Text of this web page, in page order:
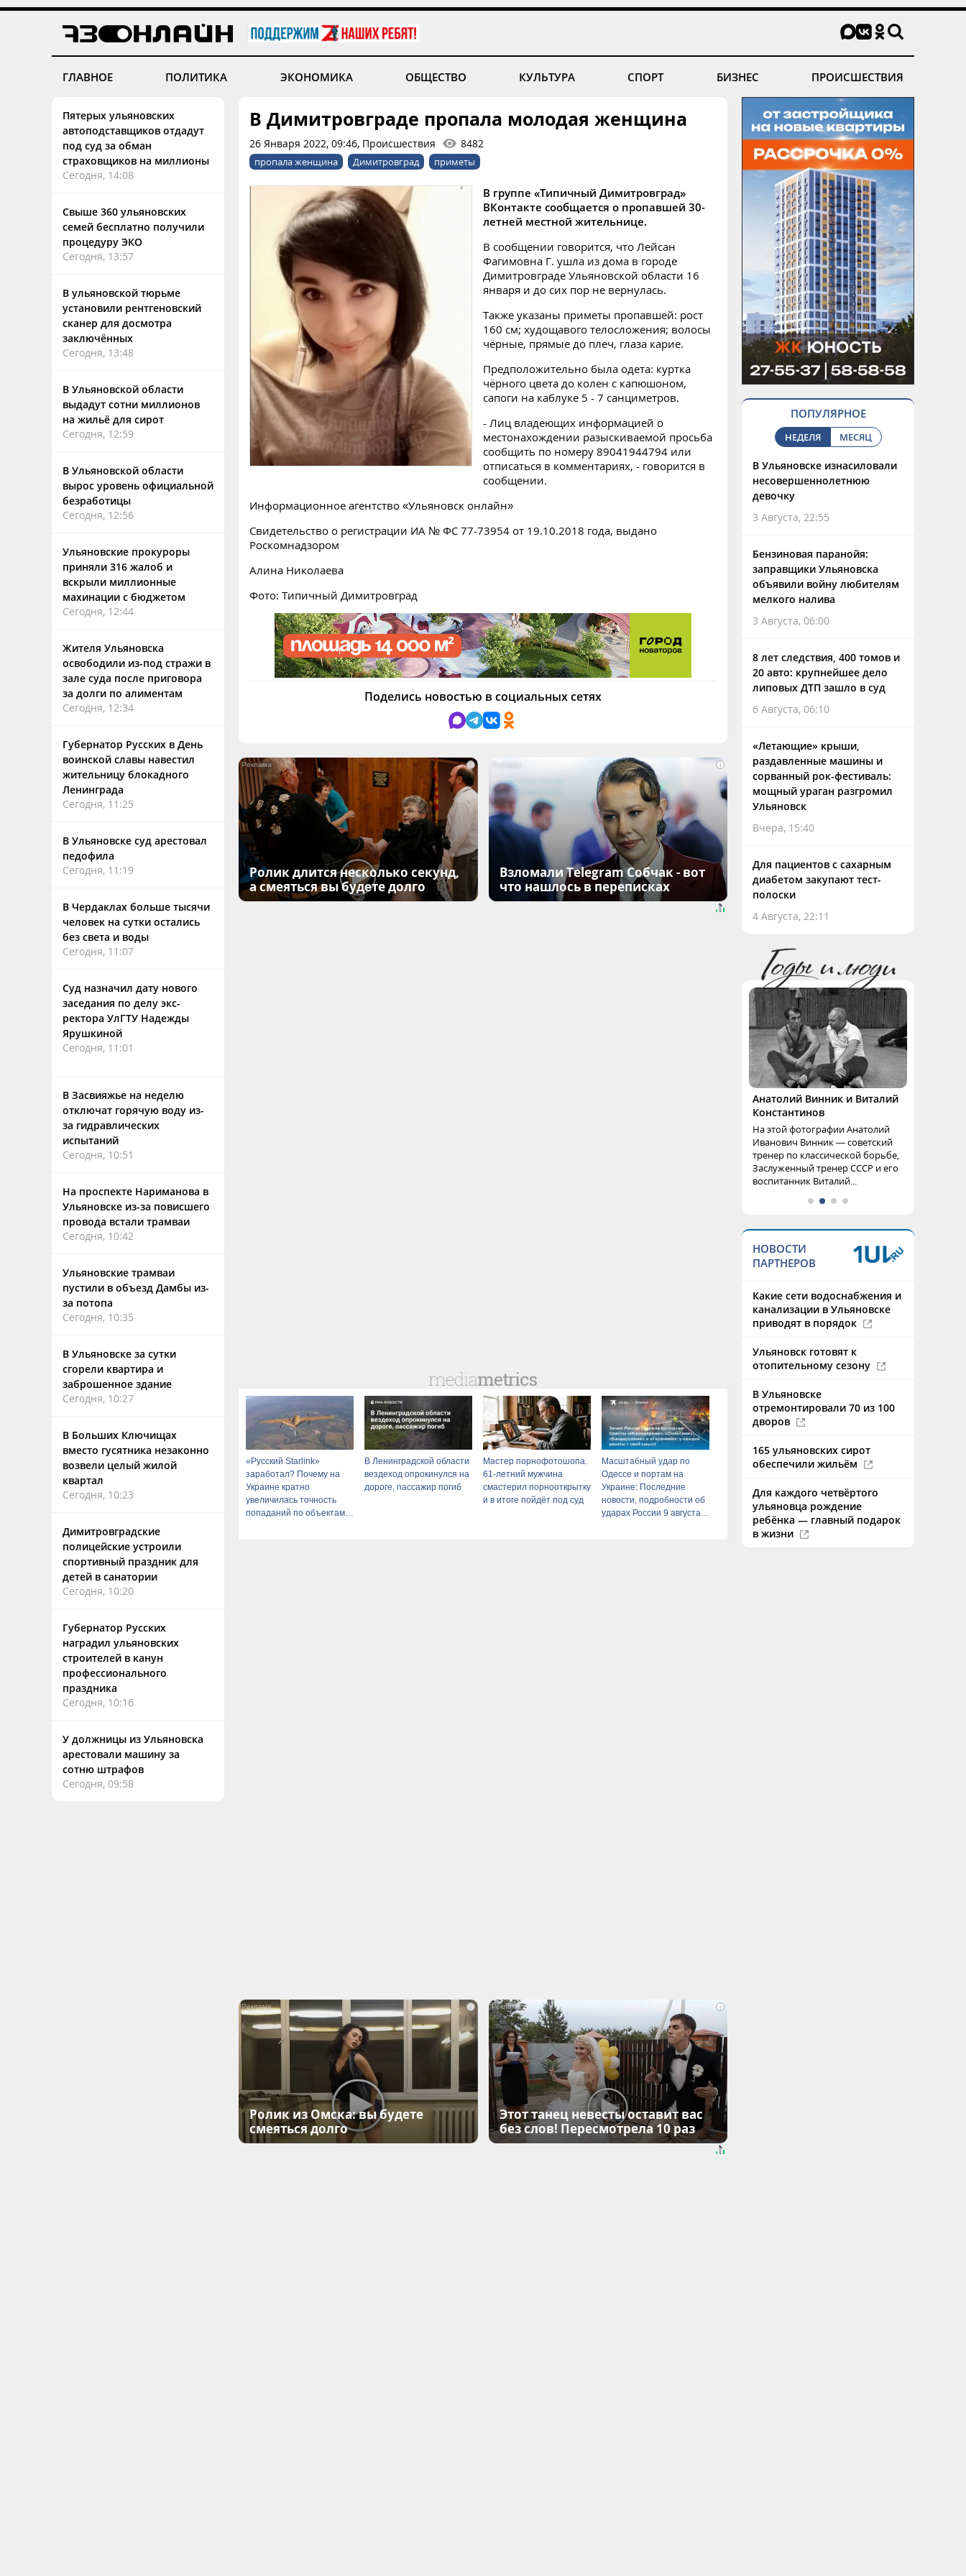
ГЛАВНОЕ ПОЛИТИКА ЭКОНОМИКА ОБЩЕСТВО КУЛЬТУРА СПОРТ БИЗНЕС ПРОИСШЕСТВИЯ
Пятерых ульяновских
автоподставщиков отдадут
под суд за обман
страховщиков на миллионы
Сегодня, 14:08
Свыше 360 ульяновских
семей бесплатно получили
процедуру ЭКО
Сегодня, 13:57
В ульяновской тюрьме
установили рентгеновский
сканер для досмотра
заключённых
Сегодня, 13:48
В Ульяновской области
выдадут сотни миллионов
на жильё для сирот
Сегодня, 12:59
В Ульяновской области
вырос уровень официальной
безработицы
Сегодня, 12:56
Ульяновские прокуроры
приняли 316 жалоб и
вскрыли миллионные
махинации с бюджетом
Сегодня, 12:44
Жителя Ульяновска
освободили из-под стражи в
зале суда после приговора
за долги по алиментам
Сегодня, 12:34
Губернатор Русских в День
воинской славы навестил
жительницу блокадного
Ленинграда
Сегодня, 11:25
В Ульяновске суд арестовал
педофила
Сегодня, 11:19
В Чердаклах больше тысячи
человек на сутки остались
без света и воды
Сегодня, 11:07
Суд назначил дату нового
заседания по делу экс-
ректора УлГТУ Надежды
Ярушкиной
Сегодня, 11:01
В Засвияжье на неделю
отключат горячую воду из-
за гидравлических
испытаний
Сегодня, 10:51
На проспекте Нариманова в
Ульяновске из-за повисшего
провода встали трамваи
Сегодня, 10:42
Ульяновские трамваи
пустили в объезд Дамбы из-
за потопа
Сегодня, 10:35
В Ульяновске за сутки
сгорели квартира и
заброшенное здание
Сегодня, 10:27
В Больших Ключищах
вместо гусятника незаконно
возвели целый жилой
квартал
Сегодня, 10:23
Димитровградские
полицейские устроили
спортивный праздник для
детей в санатории
Сегодня, 10:20
Губернатор Русских
наградил ульяновских
строителей в канун
профессионального
праздника
Сегодня, 10:16
У должницы из Ульяновска
арестовали машину за
сотню штрафов
Сегодня, 09:58
В Димитровграде пропала молодая женщина
26 Января 2022, 09:46, Происшествия 8482
пропала женщина Димитровград приметы
В группе «Типичный Димитровград»
ВКонтакте сообщается о пропавшей 30-
летней местной жительнице.
В сообщении говорится, что Лейсан
Фагимовна Г. ушла из дома в городе
Димитровграде Ульяновской области 16
января и до сих пор не вернулась.
Также указаны приметы пропавшей: рост
160 см; худощавого телосложения; волосы
чёрные, прямые до плеч, глаза карие.
Предположительно была одета: куртка
чёрного цвета до колен с капюшоном,
сапоги на каблуке 5 - 7 санциметров.
- Лиц владеющих информацией о
местонахождении разыскиваемой просьба
сообщить по номеру 89041944794 или
отписаться в комментариях, - говорится в
сообщении.
Информационное агентство «Ульяновск онлайн»
Свидетельство о регистрации ИА № ФС 77-73954 от 19.10.2018 года, выдано
Роскомнадзором
Алина Николаева
Фото: Типичный Димитровград
Поделись новостью в социальных сетях
i
Ролик длится несколько секунд,
а смеяться вы будете долго
i
Взломали Telegram Собчак - вот
что нашлось в переписках
«Русский Starlink»
заработал? Почему на
Украине кратно
увеличилась точность
попаданий по объектам
В Ленинградской области
вездеход опрокинулся на
дороге, пассажир погиб
Мастер порнофотошопа.
61-летний мужчина
смастерил порнооткрытку
и в итоге пойдёт под суд
Масштабный удар по
Одессе и портам на
Украине: Последние
новости, подробности об
ударах России 9 августа
i
Ролик из Омска: вы будете
смеяться долго
i
Этот танец невесты оставит вас
без слов! Пересмотрела 10 раз
ПОПУЛЯРНОЕ
НЕДЕЛЯ МЕСЯЦ
В Ульяновске изнасиловали
несовершеннолетнюю
девочку
3 Августа, 22:55
Бензиновая паранойя:
заправщики Ульяновска
объявили войну любителям
мелкого налива
3 Августа, 06:00
8 лет следствия, 400 томов и
20 авто: крупнейшее дело
липовых ДТП зашло в суд
6 Августа, 06:10
«Летающие» крыши,
раздавленные машины и
сорванный рок-фестиваль:
мощный ураган разгромил
Ульяновск
Вчера, 15:40
Для пациентов с сахарным
диабетом закупают тест-
полоски
4 Августа, 22:11
Анатолий Винник и Виталий
Константинов
На этой фотографии Анатолий
Иванович Винник — советский
тренер по классической борьбе,
Заслуженный тренер СССР и его
воспитанник Виталий...
НОВОСТИ
ПАРТНЕРОВ
Какие сети водоснабжения и
канализации в Ульяновске
приводят в порядок
Ульяновск готовят к
отопительному сезону
В Ульяновске
отремонтировали 70 из 100
дворов
165 ульяновских сирот
обеспечили жильём
Для каждого четвёртого
ульяновца рождение
ребёнка — главный подарок
в жизни